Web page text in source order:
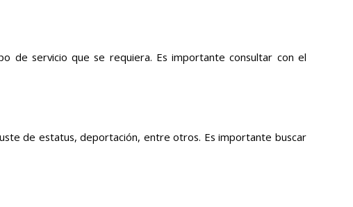
de servicio que se requiera. Es importante consultar con el
de estatus, deportación, entre otros. Es importante buscar